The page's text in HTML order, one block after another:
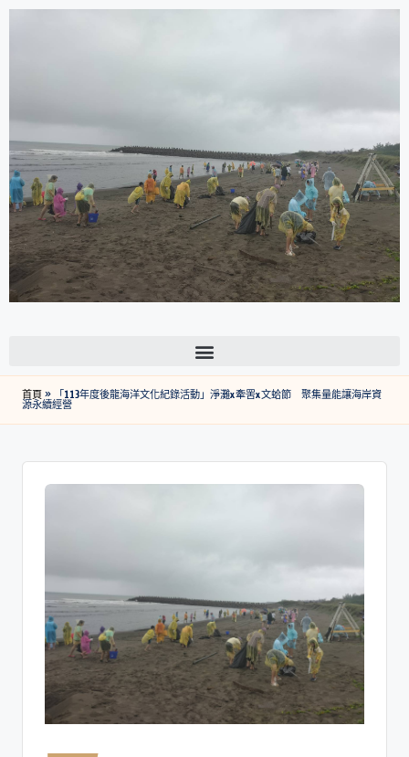
首頁» 「113年度後龍海洋文化紀錄活動」淨灘x牽罟x文蛤節 聚集量能讓海岸資
源永續經營